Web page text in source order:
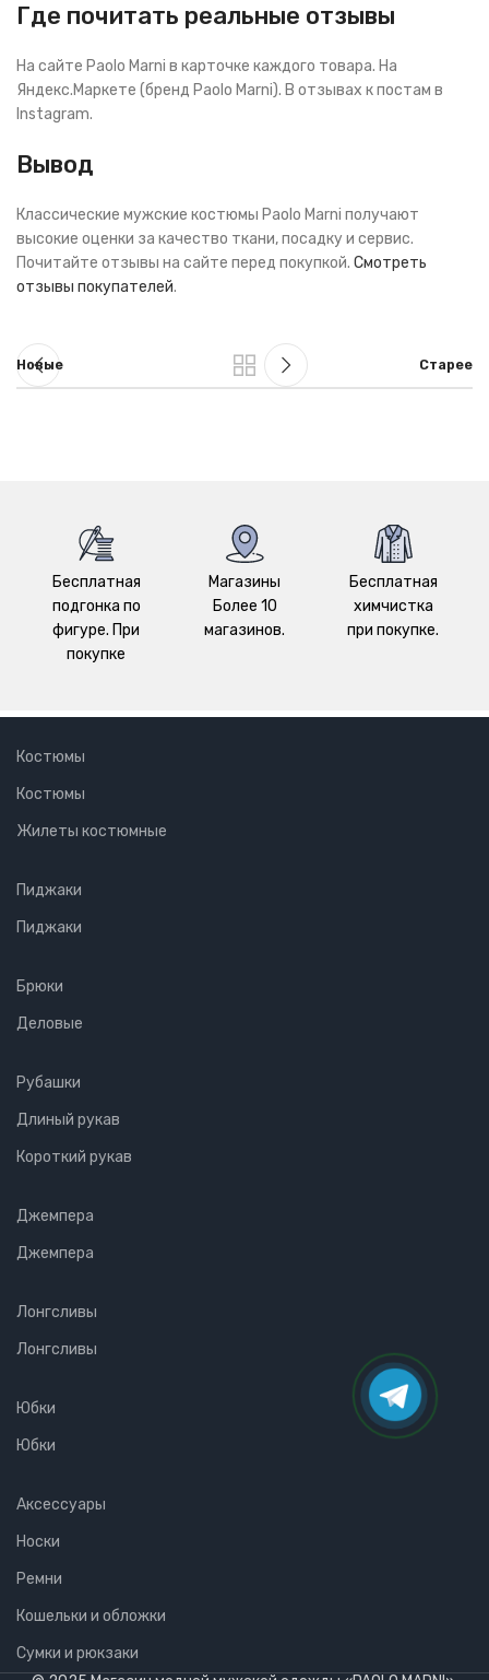
Где почитать реальные отзывы
На сайте Paolo Marni в карточке каждого товара. На
Яндекс.Маркете (бренд Paolo Marni). В отзывах к постам в
Instagram.
Вывод
Классические мужские костюмы Paolo Marni получают
высокие оценки за качество ткани, посадку и сервис.
Почитайте отзывы на сайте перед покупкой. Смотреть
отзывы покупателей.
Новые Старее
Бесплатная
подгонка по
фигуре. При
покупке
Магазины
Более 10
магазинов.
Бесплатная
химчистка
при покупке.
Костюмы
Костюмы
Жилеты костюмные
Пиджаки
Пиджаки
Брюки
Деловые
Рубашки
Длиный рукав
Короткий рукав
Джемпера
Джемпера
Лонгсливы
Лонгсливы
Юбки
Юбки
Аксессуары
Носки
Ремни
Кошельки и обложки
Сумки и рюкзаки